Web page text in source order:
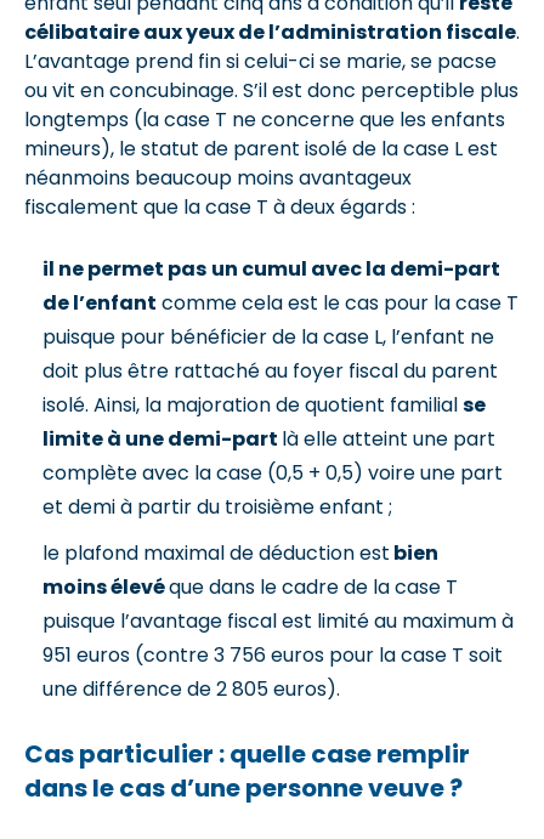
célibataire aux yeux de l’administration fiscale.
L’avantage prend fin si celui-ci se marie, se pacse
ou vit en concubinage. S’il est donc perceptible plus
longtemps (la case T ne concerne que les enfants
mineurs), le statut de parent isolé de la case L est
néanmoins beaucoup moins avantageux
fiscalement que la case T à deux égards :
il ne permet pas un cumul avec la demi-part
de l’enfant comme cela est le cas pour la case T
puisque pour bénéficier de la case L, l’enfant ne
doit plus être rattaché au foyer fiscal du parent
isolé. Ainsi, la majoration de quotient familialse
limite à une demi-part là elle atteint une part
complète avec la case (0,5 + 0,5) voire une part
et demi à partir du troisième enfant ;
le plafond maximal de déduction est bien
moins élevéque dans le cadre de la case T
puisque l’avantage fiscal est limité au maximum à
951 euros (contre 3 756 euros pour la case T soit
une différence de 2 805 euros).
Cas particulier : quelle case remplir
dans le cas d’une personne veuve ?